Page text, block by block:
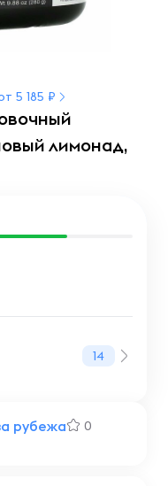
5 185 ₽
лимонад,
рубежа 0
14